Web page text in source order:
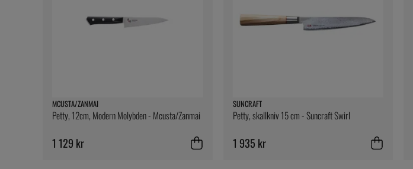
MCUSTA/ZANMAI
Petty, 12cm, Modern Molybden - Mcusta/Zanmai
1 129 kr
SUNCRAFT
Petty, skallkniv 15 cm - Suncraft Swirl
1 935 kr